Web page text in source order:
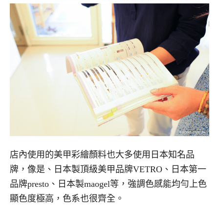
店內使用的美甲彩繪顏料也大多使用日本知名品
牌，像是、日本製頂級美甲品牌VETRO、日本第一
品牌presto、日本製maogel等，強調色感能均勻上色
顯色度極高，色系也很齊全。